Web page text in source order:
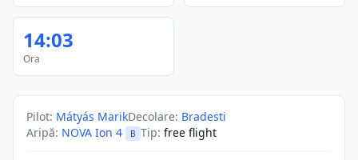
14:03
Ora
Pilot: Mátyás MarikDecolare: Bradesti
Aripă: NOVA Ion 4 B Tip: free flight